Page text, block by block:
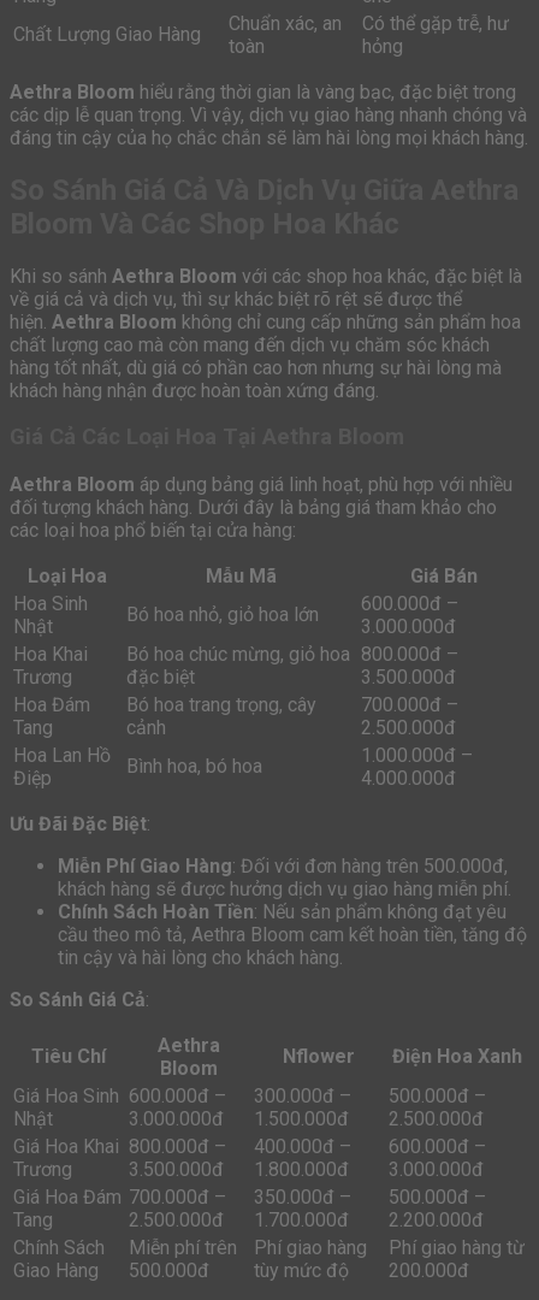
Chất Lượng Giao Hàng
Chuẩn xác, an
toàn
Có thể gặp trễ, hư
hỏng
Aethra Bloom hiểu rằng thời gian là vàng bạc, đặc biệt trong
các dịp lễ quan trọng. Vì vậy, dịch vụ giao hàng nhanh chóng và
đáng tin cậy của họ chắc chắn sẽ làm hài lòng mọi khách hàng.
Khi so sánh Aethra Bloom với các shop hoa khác, đặc biệt là
về giá cả và dịch vụ, thì sự khác biệt rõ rệt sẽ được thể
hiện. Aethra Bloom không chỉ cung cấp những sản phẩm hoa
chất lượng cao mà còn mang đến dịch vụ chăm sóc khách
hàng tốt nhất, dù giá có phần cao hơn nhưng sự hài lòng mà
khách hàng nhận được hoàn toàn xứng đáng.
Aethra Bloom áp dụng bảng giá linh hoạt, phù hợp với nhiều
đối tượng khách hàng. Dưới đây là bảng giá tham khảo cho
các loại hoa phổ biến tại cửa hàng:
Loại Hoa
Mẫu Mã
Giá Bán
Hoa Sinh
Nhật
Bó hoa nhỏ, giỏ hoa lớn
600.000đ –
3.000.000đ
Hoa Khai
Trương
Bó hoa chúc mừng, giỏ hoa
đặc biệt
800.000đ –
3.500.000đ
Hoa Đám
Tang
Bó hoa trang trọng, cây
cảnh
700.000đ –
2.500.000đ
Hoa Lan Hồ
Điệp
Bình hoa, bó hoa
1.000.000đ –
4.000.000đ
Ưu Đãi Đặc Biệt:
Miễn Phí Giao Hàng: Đối với đơn hàng trên 500.000đ,
khách hàng sẽ được hưởng dịch vụ giao hàng miễn phí.
Chính Sách Hoàn Tiền: Nếu sản phẩm không đạt yêu
cầu theo mô tả, Aethra Bloom cam kết hoàn tiền, tăng độ
tin cậy và hài lòng cho khách hàng.
So Sánh Giá Cả:
Tiêu Chí
Aethra
Bloom
Nflower
Điện Hoa Xanh
Giá Hoa Sinh
Nhật
600.000đ –
3.000.000đ
300.000đ –
1.500.000đ
500.000đ –
2.500.000đ
Giá Hoa Khai
Trương
800.000đ –
3.500.000đ
400.000đ –
1.800.000đ
600.000đ –
3.000.000đ
Giá Hoa Đám
Tang
700.000đ –
2.500.000đ
350.000đ –
1.700.000đ
500.000đ –
2.200.000đ
Chính Sách
Giao Hàng
Miễn phí trên
500.000đ
Phí giao hàng
tùy mức độ
Phí giao hàng từ
200.000đ